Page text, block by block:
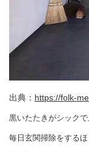
出典： https://folk-
黒いたたきがシック
毎日玄関掃除をする